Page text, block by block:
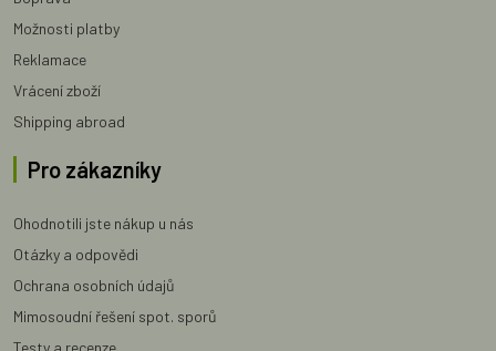
Možnosti platby
Reklamace
Vrácení zboží
Shipping abroad
Pro zákazníky
Ohodnotili jste nákup u nás
Otázky a odpovědi
Ochrana osobních údajů
Mimosoudní řešení spot. sporů